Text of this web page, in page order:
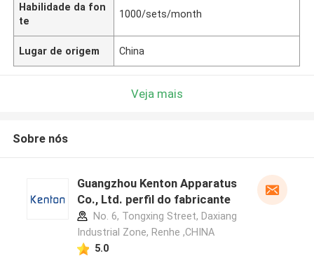
Habilidade da fon
te
1000/sets/month
Lugar de origem China
Veja mais
Sobre nós
Guangzhou Kenton Apparatus
Co., Ltd. perfil do fabricante
No. 6, Tongxing Street, Daxiang
Industrial Zone, Renhe ,CHINA
5.0